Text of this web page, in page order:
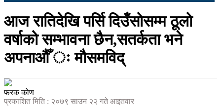
आज रातिदेखि पर्सि दिउँसोसम्म ठूलो
वर्षाको सम्भावना छैन,सतर्कता भने
अपनाऔँ ः मौसमविद्
फरक कोण
प्रकाशित मिति : २०७९ साउन २२ गते आइतवार